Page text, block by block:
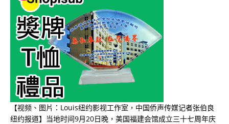
【视频、图片：Louis纽约影视工作室，中国侨声传媒记者张伯良
纽约报道】当地时间9月20日晚，美国福建会馆成立三十七周年庆